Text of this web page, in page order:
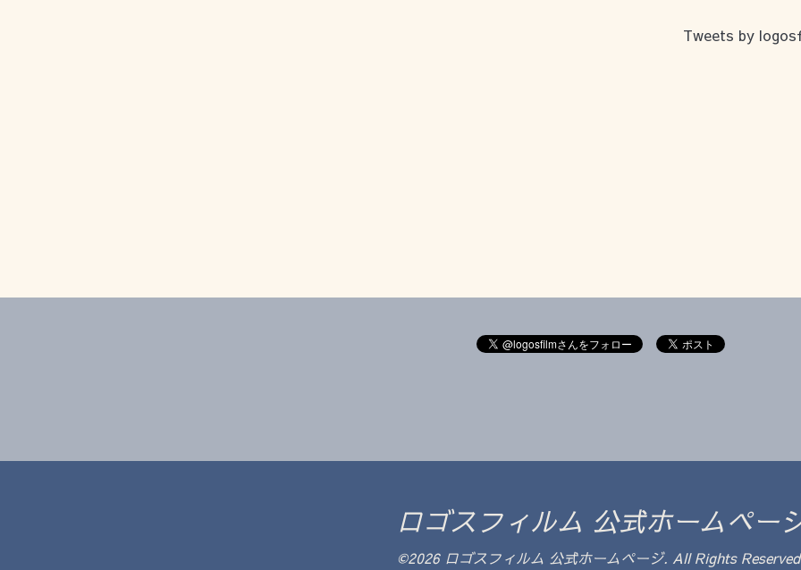
Tweets by
ロゴスフィルム 公式ホームペー
©2026 ロゴスフィルム 公式ホームページ. All Rights